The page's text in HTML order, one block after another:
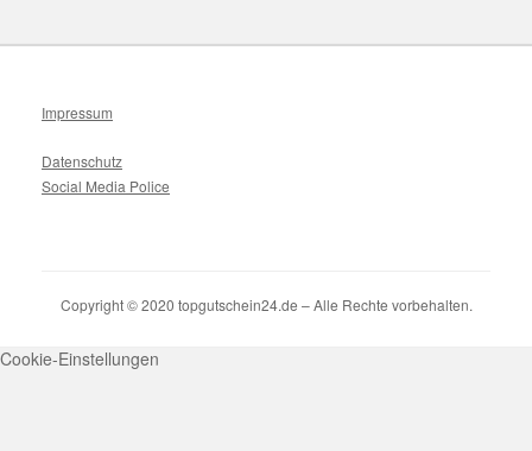
Impressum
Datenschutz
Social Media Police
Copyright © 2020 topgutschein24.de – Alle Rechte vorbehalten.
Cookie-Einstellungen